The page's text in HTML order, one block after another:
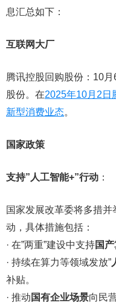
息汇总如下：
互联网大厂
腾讯控股回购股份：10
股份。在2025年10月2日
新型消费业态。
国家政策
支持”人工智能+”行动 ：
国家发展改革委将多措并
动，具体措施包括：
· 在”两重”建设中支持国
· 持续在算力等领域发放”
补贴。
· 推动 国有企业场景向民